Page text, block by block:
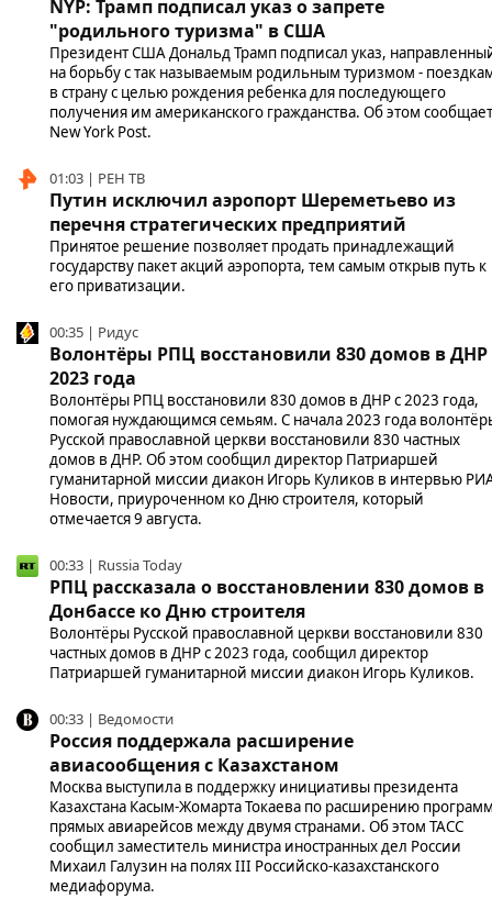
NYP: Трамп подписал указ о запрете
"родильного туризма" в США
Президент США Дональд Трамп подписал указ,
на борьбу с так называемым родильным туризмом -
в страну с целью рождения ребенка для последующего
получения им американского гражданства. Об этом сообщает
New York Post.
01:03 | РЕН ТВ
Путин исключил аэропорт Шереметьево из
перечня стратегических предприятий
Принятое решение позволяет продать принадлежащий
государству пакет акций аэропорта, тем самым открыв путь к
его приватизации.
00:35 | Ридус
Волонтёры РПЦ восстановили 830 домов в ДНР
2023 года
Волонтёры РПЦ восстановили 830 домов в ДНР с 2023 года,
помогая нуждающимся семьям. С начала 2023 года
Русской православной церкви восстановили 830 частных
домов в ДНР. Об этом сообщил директор Патриаршей
гуманитарной миссии диакон Игорь Куликов в интервью
Новости, приуроченном ко Дню строителя, который
отмечается 9 августа.
00:33 | Russia Today
РПЦ рассказала о восстановлении 830 домов в
Донбассе ко Дню строителя
Волонтёры Русской православной церкви восстановили 830
частных домов в ДНР с 2023 года, сообщил директор
Патриаршей гуманитарной миссии диакон Игорь Куликов.
00:33 | Ведомости
Россия поддержала расширение
авиасообщения с Казахстаном
Москва выступила в поддержку инициативы президента
Казахстана Касым-Жомарта Токаева по расширению
прямых авиарейсов между двумя странами. Об этом ТАСС
сообщил заместитель министра иностранных дел России
Михаил Галузин на полях III Российско-казахстанского
медиафорума.